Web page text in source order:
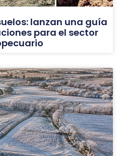
lanzan una guía
para el sector